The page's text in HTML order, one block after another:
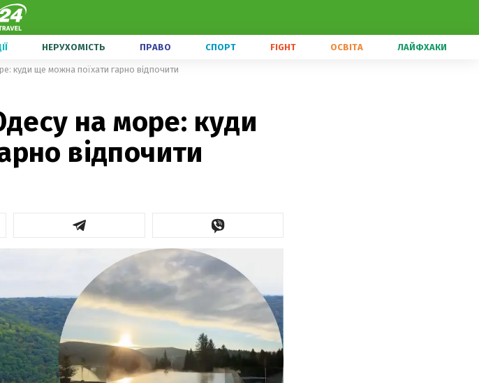
НЕРУХОМІСТЬ ПРАВО СПОРТ FIGHT ОСВІТА ЛАЙФХАКИ
куди ще можна поїхати гарно відпочити
на море: куди
відпочити